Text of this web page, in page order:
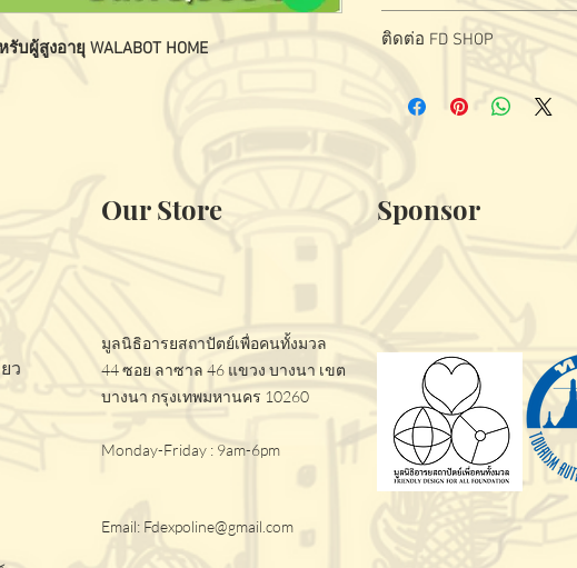
ผู้สูงอายุ WALABOT HOME ติดต่อ FD SHOP
ว
Our Store Sponsor
มูลนิธิอารยสถาปัตย์เพื่อคนทั้งมวล
44 ซอย ลาซาล 46 แขวง บางนา เขต
บางนา กรุงเทพมหานคร 10260
Monday-Friday : 9am-6pm
Email: Fdexpoline@gmail.com